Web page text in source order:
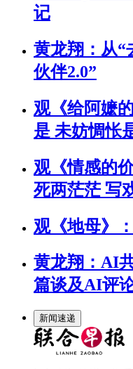
记
黄龙翔：从“
伙伴2.0”
观《给阿嬷
是 未妨惆怅
观《情感的
死两茫茫 写
观《地母》
黄龙翔：AI
篇谈及AI评
新闻速递